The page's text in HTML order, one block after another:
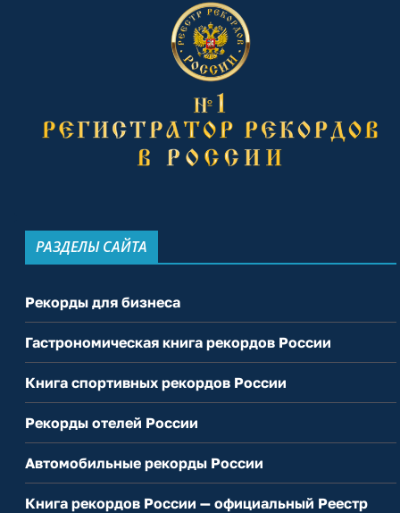
РАЗДЕЛЫ САЙТА
Рекорды для бизнеса
Гастрономическая книга рекордов России
Книга спортивных рекордов России
Рекорды отелей России
Автомобильные рекорды России
Книга рекордов России — официальный Реестр